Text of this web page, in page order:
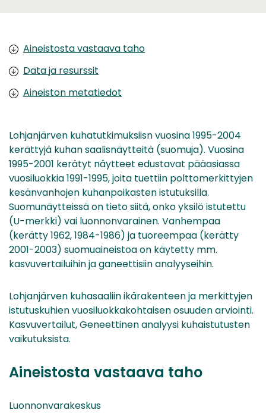
Aineistosta vastaava taho
Data ja resurssit
Aineiston metatiedot
Lohjanjärven kuhatutkimuksiisn vuosina 1995-2004
kerättyjä kuhan saalisnäytteitä (suomuja). Vuosina
1995-2001 kerätyt näytteet edustavat pääasiassa
vuosiluokkia 1991-1995, joita tuettiin polttomerkittyjen
kesänvanhojen kuhanpoikasten istutuksilla.
Suomunäytteissä on tieto siitä, onko yksilö istutettu
(U-merkki) vai luonnonvarainen. Vanhempaa
(kerätty 1962, 1984-1986) ja tuoreempaa (kerätty
2001-2003) suomuaineistoa on käytetty mm.
kasvuvertailuihin ja ganeettisiin analyyseihin.
Lohjanjärven kuhasaaliin ikärakenteen ja merkittyjen
istutuskuhien vuosiluokkakohtaisen osuuden arviointi.
Kasvuvertailut, Geneettinen analyysi kuhaistutusten
vaikutuksista.
Aineistosta vastaava taho
Luonnonvarakeskus